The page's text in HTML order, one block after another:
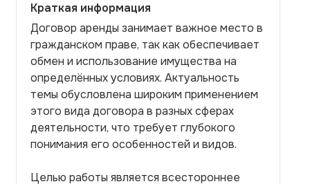
Краткая информация
Договор аренды занимает важное место в
гражданском праве, так как обеспечивает
обмен и использование имущества на
определённых условиях. Актуальность
темы обусловлена широким применением
этого вида договора в разных сферах
деятельности, что требует глубокого
понимания его особенностей и видов.
Целью работы является всестороннее